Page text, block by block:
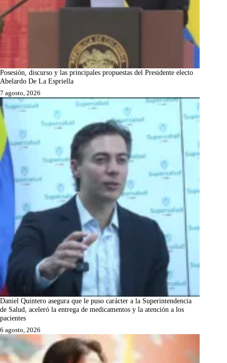
Posesión, discurso y las principales propuestas del Presidente electo
Abelardo De La Espriella
7 agosto, 2026
Daniel Quintero asegura que le puso carácter a la Superintendencia
de Salud, aceleró la entrega de medicamentos y la atención a los
pacientes
6 agosto, 2026